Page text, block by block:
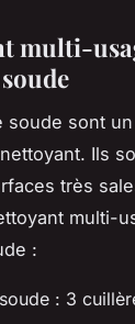
multi-
soude sont
Ils
très
multi-
:
: 3